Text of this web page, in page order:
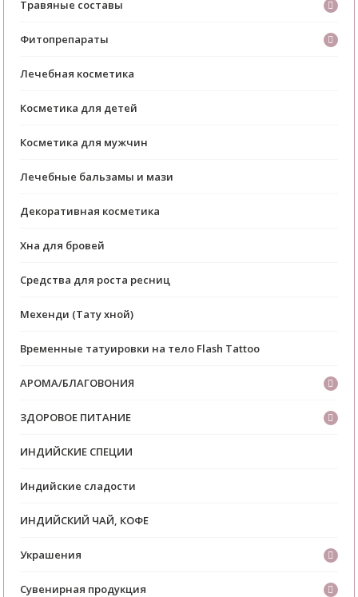
Травяные составы
Фитопрепараты
Лечебная косметика
Косметика для детей
Косметика для мужчин
Лечебные бальзамы и мази
Декоративная косметика
Хна для бровей
Средства для роста ресниц
Мехенди (Тату хной)
Временные татуировки на тело Flash Tattoo
АРОМА/БЛАГОВОНИЯ
ЗДОРОВОЕ ПИТАНИЕ
ИНДИЙСКИЕ СПЕЦИИ
Индийские сладости
ИНДИЙСКИЙ ЧАЙ, КОФЕ
Украшения
Сувенирная продукция